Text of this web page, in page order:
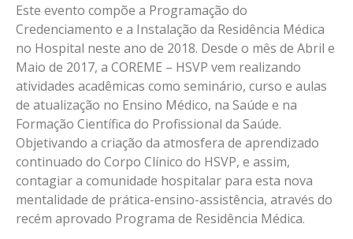
Este evento compõe a Programação do
Credenciamento e a Instalação da Residência Médica
no Hospital neste ano de 2018. Desde o mês de Abril e
Maio de 2017, a COREME – HSVP vem realizando
atividades acadêmicas como seminário, curso e aulas
de atualização no Ensino Médico, na Saúde e na
Formação Científica do Profissional da Saúde.
Objetivando a criação da atmosfera de aprendizado
continuado do Corpo Clínico do HSVP, e assim,
contagiar a comunidade hospitalar para esta nova
mentalidade de prática-ensino-assistência, através do
recém aprovado Programa de Residência Médica.